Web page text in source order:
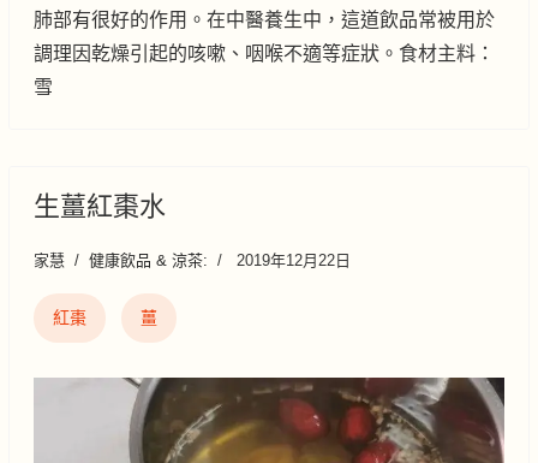
肺部有很好的作用。在中醫養生中，這道飲品常被用於
調理因乾燥引起的咳嗽、咽喉不適等症狀。食材主料：
雪
生薑紅棗水
家慧 健康飲品 & 涼茶: 2019年12月22日
紅棗 薑